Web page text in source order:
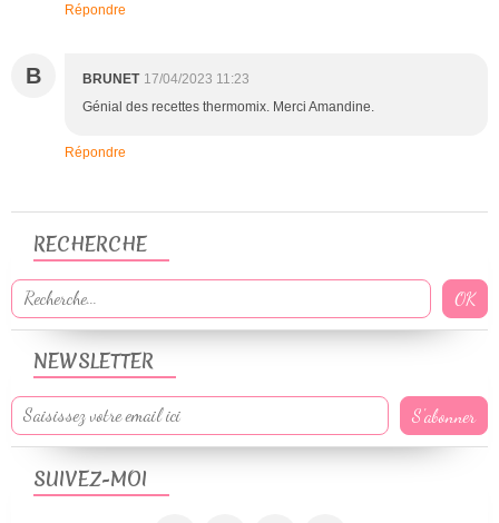
Répondre
B BRUNET 17/04/2023 11:23
Génial des recettes thermomix. Merci Amandine.
Répondre
NEWSLETTER
SUIVEZ-MOI
RECHERCHE